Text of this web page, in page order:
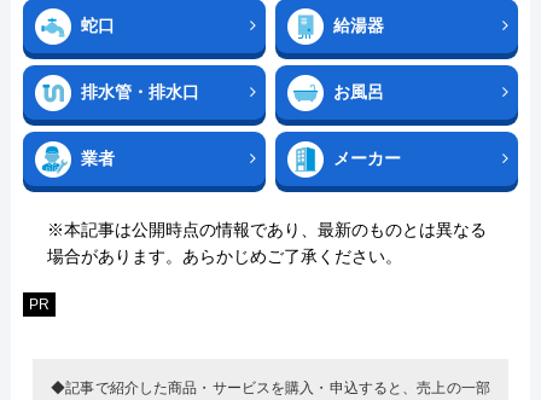
蛇口 給湯器
排水管・排水口 お風呂
業者 メーカー
※本記事は公開時点の情報であり、最新のものとは異なる
場合があります。あらかじめご了承ください。
PR
◆記事で紹介した商品・サービスを購入・申込すると、売上の一部